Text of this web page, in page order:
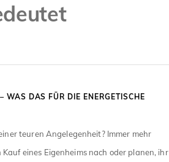
WAS DAS FÜR DIE ENERGETISCHE
teuren Angelegenheit? Immer mehr
eines Eigenheims nach oder planen, ihr